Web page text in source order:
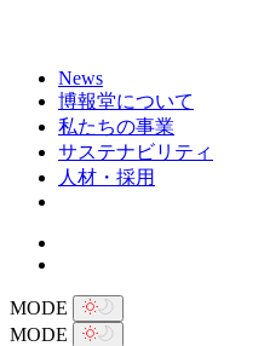
News
博報堂について
私たちの事業
サステナビリティ
人材・採用
MODE
MODE